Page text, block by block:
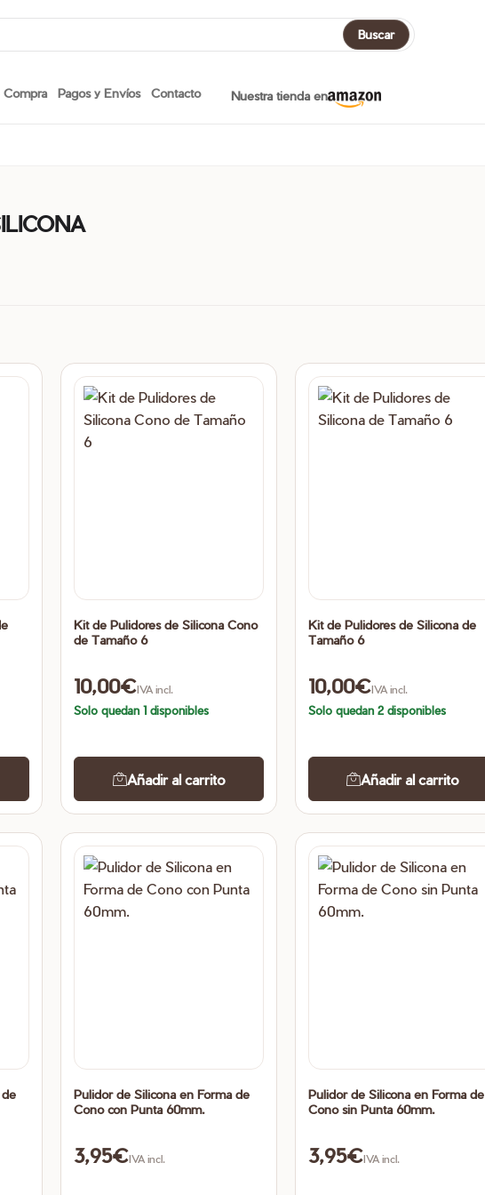
Buscar
Compra Pagos y Envíos Contacto Nuestra tienda en
Kit de Pulidores de Silicona Cono
de Tamaño 6
10,00€IVA incl.
Solo quedan 1 disponibles
Añadir al carrito
Kit de Pulidores de Silicona de
Tamaño 6
10,00€IVA incl.
Solo quedan 2 disponibles
Añadir al carrito
Pulidor de Silicona en Forma de
Cono con Punta 60mm.
3,95€IVA incl.
Pulidor de Silicona en Forma de
Cono sin Punta 60mm.
3,95€IVA incl.